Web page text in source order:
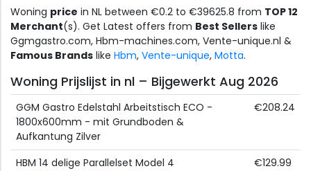
Woning price in NL between €0.2 to €39625.8 from TOP 12
Merchant(s). Get Latest offers from Best Sellers like
Ggmgastro.com, Hbm-machines.com, Vente-unique.nl &
Famous Brands like Hbm, Vente-unique, Motta.
Woning Prijslijst in nl – Bijgewerkt Aug 2026
GGM Gastro Edelstahl Arbeitstisch ECO -
1800x600mm - mit Grundboden &
Aufkantung Zilver
€208.24
HBM 14 delige Parallelset Model 4
€129.99